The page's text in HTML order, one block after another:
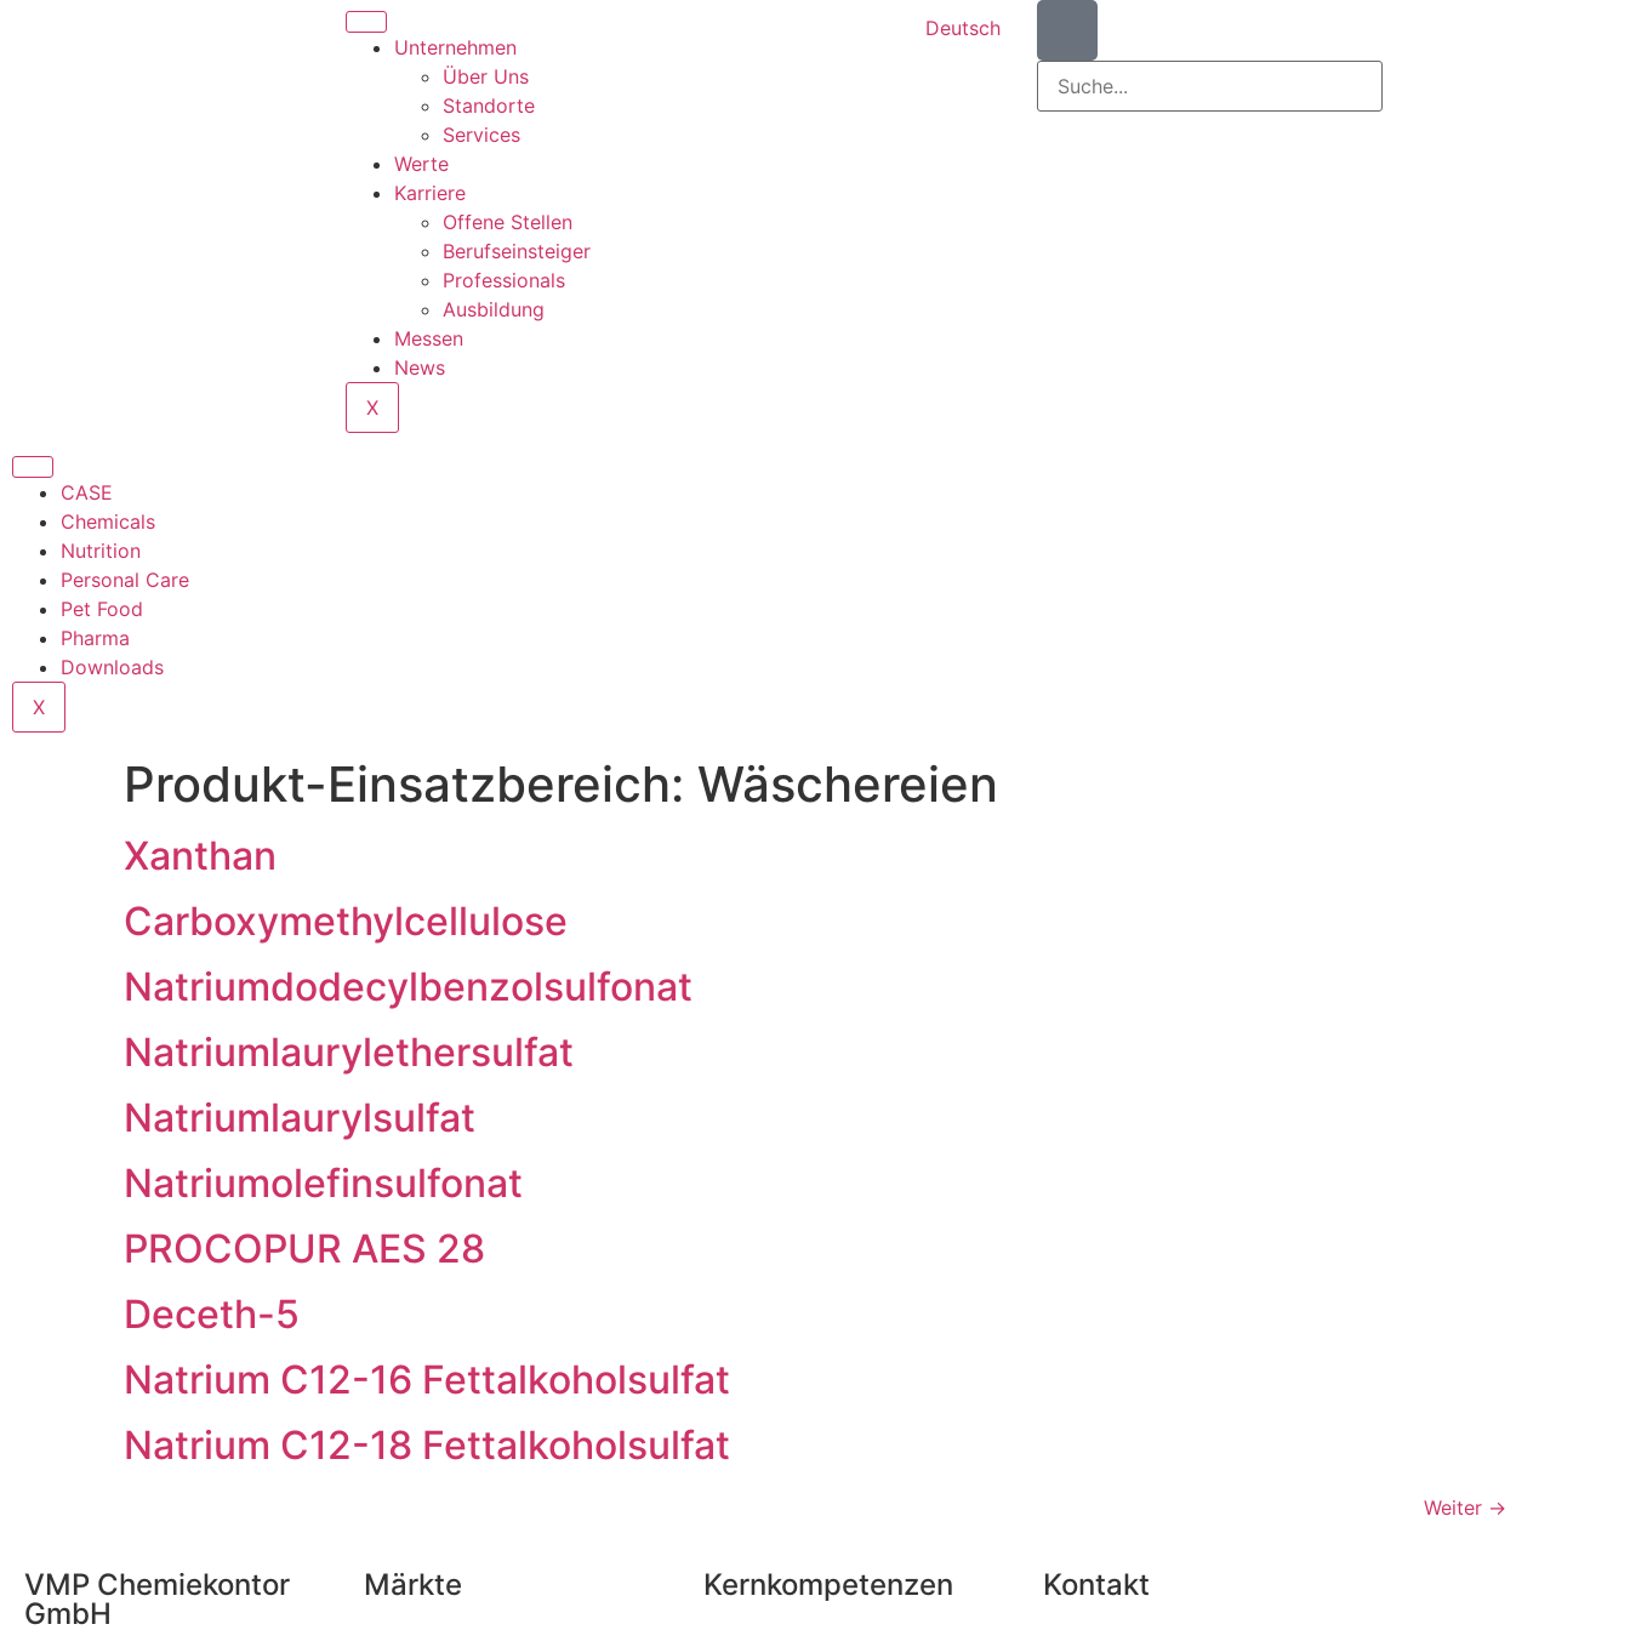
Unternehmen
Über Uns
Standorte
Services
Werte
Karriere
Offene Stellen
Berufseinsteiger
Professionals
Ausbildung
Messen
News
X
Deutsch
CASE
Chemicals
Nutrition
Personal Care
Pet Food
Pharma
Downloads
X
Produkt-Einsatzbereich: Wäschereien
Xanthan
Carboxymethylcellulose
Natriumdodecylbenzolsulfonat
Natriumlaurylethersulfat
Natriumlaurylsulfat
Natriumolefinsulfonat
PROCOPUR AES 28
Deceth-5
Natrium C12-16 Fettalkoholsulfat
Natrium C12-18 Fettalkoholsulfat
Weiter →
VMP Chemiekontor
GmbH
Märkte Kernkompetenzen Kontakt